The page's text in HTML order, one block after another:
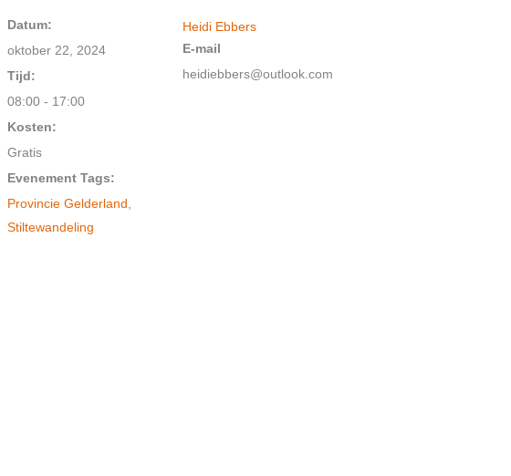
Datum:
oktober 22, 2024
Tijd:
08:00 - 17:00
Kosten:
Gratis
Evenement Tags:
Provincie Gelderland
Stiltewandeling
Heidi Ebbers
E-mail
heidiebbers@outlook.com